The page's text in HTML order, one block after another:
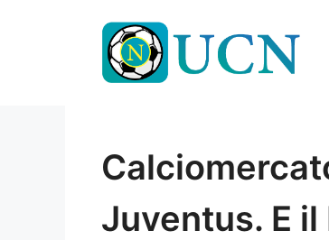
Juventus. E